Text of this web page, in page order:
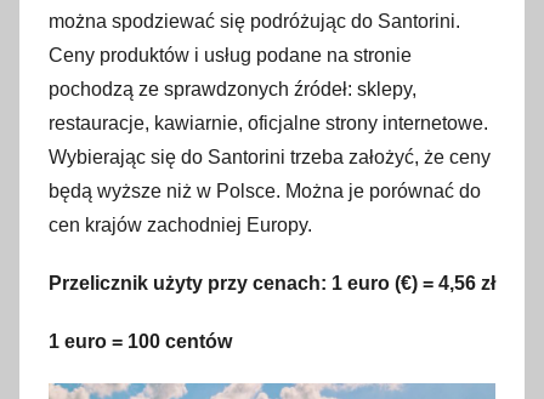
s
t
n
i
a
0
można spodziewać się podróżując do Santorini.
Ceny produktów i usług podane na stronie
pochodzą ze sprawdzonych źródeł: sklepy,
restauracje, kawiarnie, oficjalne strony internetowe.
Wybierając się do Santorini trzeba założyć, że ceny
będą wyższe niż w Polsce. Można je porównać do
cen krajów zachodniej Europy.
Przelicznik użyty przy cenach: 1 euro (€) = 4,56 zł
1 euro = 100 centów